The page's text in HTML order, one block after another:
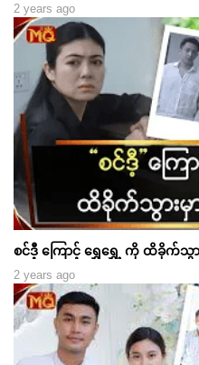
2 years ago
စင်ဒီ့ ကြောင့် ရွှေရွှေ့ ကို ထိခိုက်သွာ
2 years ago